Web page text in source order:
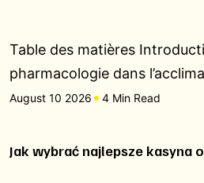
Table des matières
pharmacologie dans
August 10 2026 4 Min Read
Jak wybrać najlepsze kasyna